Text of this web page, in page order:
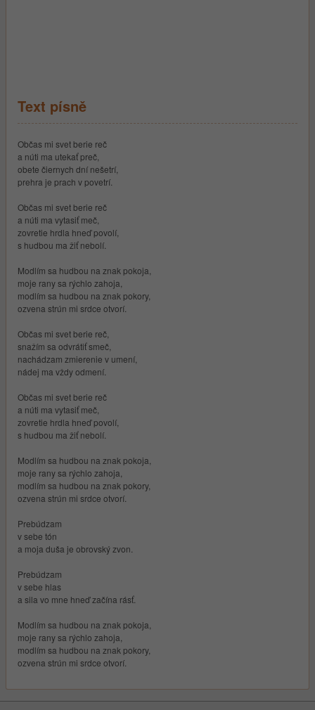
Text písně
Občas mi svet berie reč
a núti ma utekať preč,
obete čiernych dní nešetrí,
prehra je prach v povetrí.
Občas mi svet berie reč
a núti ma vytasiť meč,
zovretie hrdla hneď povolí,
s hudbou ma žiť nebolí.
Modlím sa hudbou na znak pokoja,
moje rany sa rýchlo zahoja,
modlím sa hudbou na znak pokory,
ozvena strún mi srdce otvorí.
Občas mi svet berie reč,
snažím sa odvrátiť smeč,
nachádzam zmierenie v umení,
nádej ma vždy odmení.
Občas mi svet berie reč
a núti ma vytasiť meč,
zovretie hrdla hneď povolí,
s hudbou ma žiť nebolí.
Modlím sa hudbou na znak pokoja,
moje rany sa rýchlo zahoja,
modlím sa hudbou na znak pokory,
ozvena strún mi srdce otvorí.
Prebúdzam
v sebe tón
a moja duša je obrovský zvon.
Prebúdzam
v sebe hlas
a sila vo mne hneď začína rásť.
Modlím sa hudbou na znak pokoja,
moje rany sa rýchlo zahoja,
modlím sa hudbou na znak pokory,
ozvena strún mi srdce otvorí.